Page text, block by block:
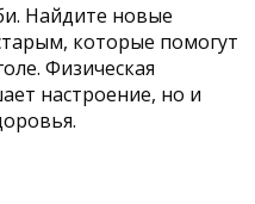
Найдите новые
которые помогут
Физическая
настроение, но и